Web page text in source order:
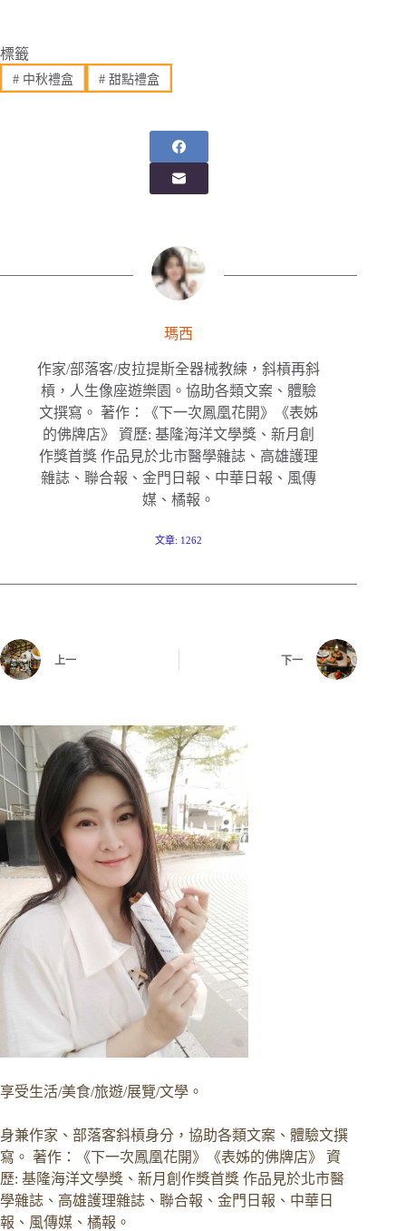
標籤
#中秋禮盒 #甜點禮盒
瑪西
作家/部落客/皮拉提斯全器械教練，斜槓再斜
槓，人生像座遊樂園。協助各類文案、體驗
文撰寫。 著作：《下一次鳳凰花開》《表姊
的佛牌店》 資歷: 基隆海洋文學獎、新月創
作獎首獎 作品見於北市醫學雜誌、高雄護理
雜誌、聯合報、金門日報、中華日報、風傳
媒、橘報。
文章: 1262
上一 下一
享受生活/美食/旅遊/展覽/文學。
身兼作家、部落客斜槓身分，協助各類文案、體驗文撰
寫。 著作：《下一次鳳凰花開》《表姊的佛牌店》 資
歷: 基隆海洋文學獎、新月創作獎首獎 作品見於北市醫
學雜誌、高雄護理雜誌、聯合報、金門日報、中華日
報、風傳媒、橘報。